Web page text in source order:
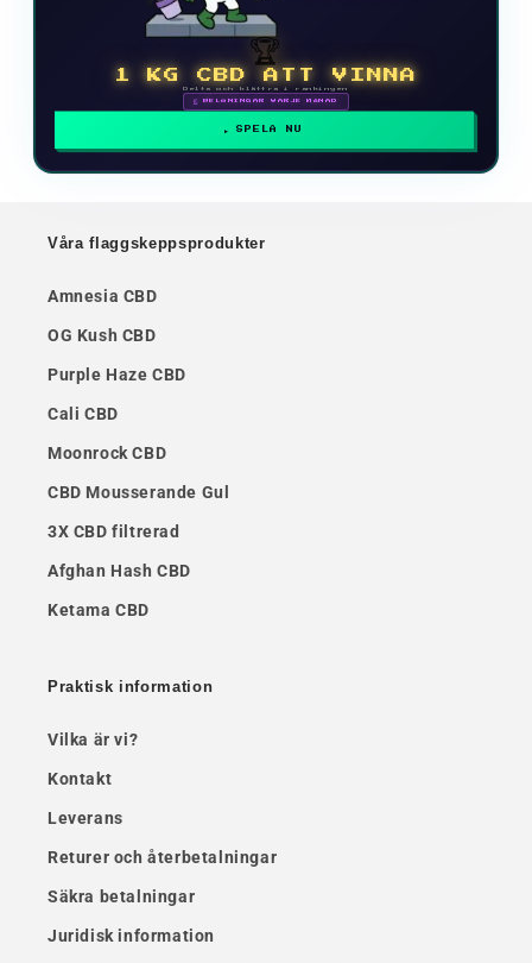
🏆
1 KG CBD ATT VINNA
Delta och klättra i rankingen
🗓 BELÖNINGAR VARJE MÅNAD
SPELA NU
Våra flaggskeppsprodukter
Amnesia CBD
OG Kush CBD
Purple Haze CBD
Cali CBD
Moonrock CBD
CBD Mousserande Gul
3X CBD filtrerad
Afghan Hash CBD
Ketama CBD
Praktisk information
Vilka är vi?
Kontakt
Leverans
Returer och återbetalningar
Säkra betalningar
Juridisk information